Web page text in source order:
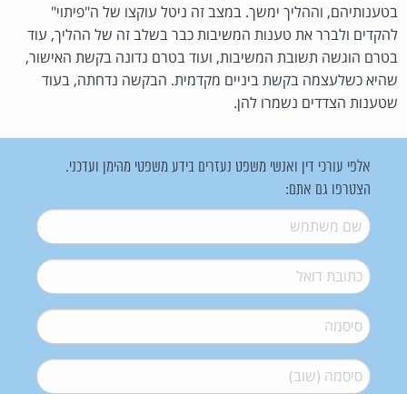
בטענותיהם, וההליך ימשך. במצב זה ניטל עוקצו של ה"פיתוי"
להקדים ולברר את טענות המשיבות כבר בשלב זה של ההליך, עוד
בטרם הוגשה תשובת המשיבות, ועוד בטרם נדונה בקשת האישור,
שהיא כשלעצמה בקשת ביניים מקדמית. הבקשה נדחתה, בעוד
שטענות הצדדים נשמרו להן.
אלפי עורכי דין ואנשי משפט נעזרים בידע משפטי מהימן ועדכני.
הצטרפו גם אתם:
שם משתמש*
דואל*
סיסמה*
סיסמה (שוב)*